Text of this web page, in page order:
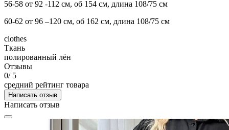
56-58 от 92 -112 см, об 154 см, длина 108/75 см
60-62 от 96 –120 см, об 162 см, длина 108/75 см
clothes
Ткань
полированный лён
Отзывы
0/ 5
средний рейтинг товара
Написать отзыв
Написать отзыв